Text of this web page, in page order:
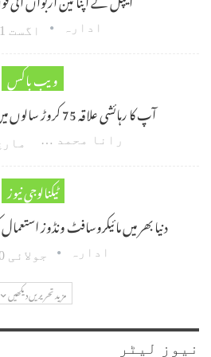
ادارہ اگست 1، 2025
ویب باکس
آپ کا رہائشی علاقہ 75 کروڑ سالوں میں کتنا تبدیل ہوا ہے؟
رانا محمد امین اکبر مارچ 10،
ٹیکنالوجی نیوز
دنیا بھر میں مائیکروسافٹ ونڈوز
ادارہ جولائی 20، 2024
مزید تحریریں دیکھیں
نیوز لیٹر